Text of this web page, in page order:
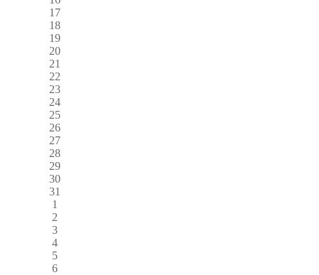
17
18
19
20
21
22
23
24
25
26
27
28
29
30
31
1
2
3
4
5
6